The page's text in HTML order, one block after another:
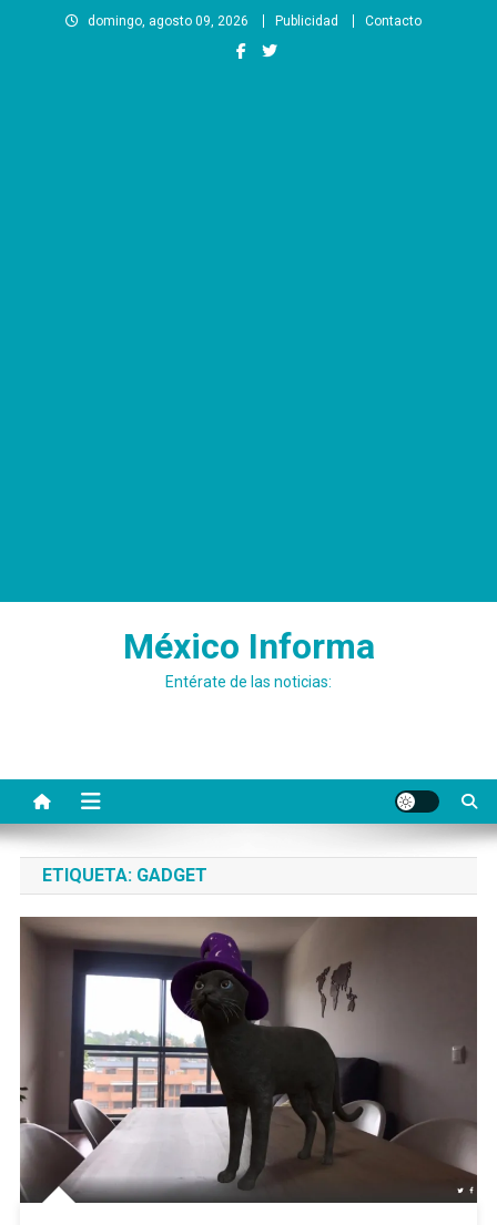
domingo, agosto 09, 2026 Publicidad Contacto
México Informa
Entérate de las noticias:
ETIQUETA: GADGET